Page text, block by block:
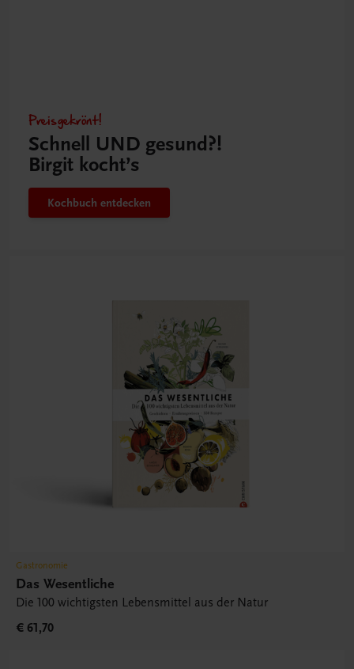
Preisgekrönt!
Schnell UND gesund?!
Birgit kocht’s
Kochbuch entdecken
Gastronomie
Das Wesentliche
Die 100 wichtigsten Lebensmittel aus der Natur
€ 61,70